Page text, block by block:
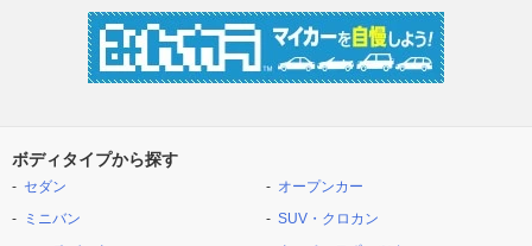
ボディタイプから探す
セダン
ミニバン
オープンカー
SUV・クロカン